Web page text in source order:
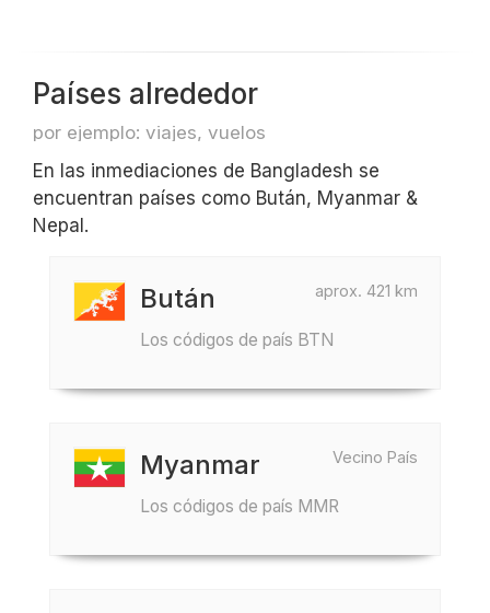
Países alrededor
por ejemplo: viajes, vuelos
En las inmediaciones de Bangladesh se
encuentran países como Bután, Myanmar &
Nepal.
aprox. 421 km
Bután
Los códigos de país BTN
Vecino País
Myanmar
Los códigos de país MMR